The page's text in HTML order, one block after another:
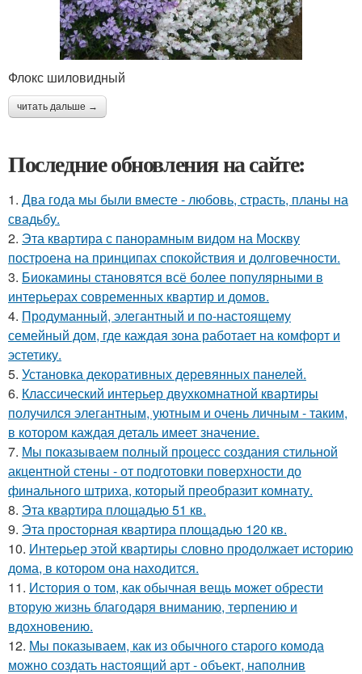
Флокс шиловидный
читать дальше →
Последние обновления на сайте:
1. Два года мы были вместе - любовь, страсть, планы на
свадьбу.
2. Эта квартира с панорамным видом на Москву
построена на принципах спокойствия и долговечности.
3. Биокамины становятся всё более популярными в
интерьерах современных квартир и домов.
4. Продуманный, элегантный и по-настоящему
семейный дом, где каждая зона работает на комфорт и
эстетику.
5. Установка декоративных деревянных панелей.
6. Классический интерьер двухкомнатной квартиры
получился элегантным, уютным и очень личным - таким,
в котором каждая деталь имеет значение.
7. Мы показываем полный процесс создания стильной
акцентной стены - от подготовки поверхности до
финального штриха, который преобразит комнату.
8. Эта квартира площадью 51 кв.
9. Эта просторная квартира площадью 120 кв.
10. Интерьер этой квартиры словно продолжает историю
дома, в котором она находится.
11. История о том, как обычная вещь может обрести
вторую жизнь благодаря вниманию, терпению и
вдохновению.
12. Мы показываем, как из обычного старого комода
можно создать настоящий арт - объект, наполнив